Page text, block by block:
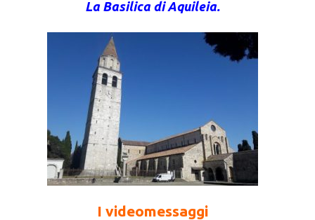
La Basilica di Aquileia.
I videomessaggi